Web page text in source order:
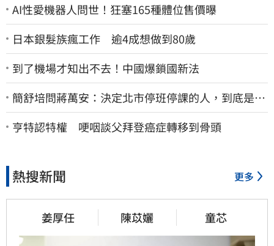
AI性愛機器人問世！狂塞165種體位售價曝
日本銀髮族瘋工作 逾4成想做到80歲
到了機場才知出不去！中國爆鎖國新法
簡舒培問蔣萬安：決定北市停班停課的人，到底是台
北市長，還是氣象署？
亨特認特權 哽咽談父拜登癌症轉移到骨頭
熱搜新聞 更多
姜厚任 陳苡孋 童芯